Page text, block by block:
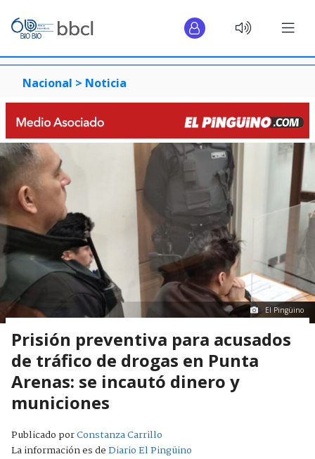
Nacional > Noticia
El Pingüino
Prisión preventiva para acusados
de tráfico de drogas en Punta
Arenas: se incautó dinero y
municiones
Publicado porConstanza Carrillo
La información es deDiario El Pingüino